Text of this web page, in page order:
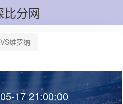
比分网
维罗纳
17 21:00:00